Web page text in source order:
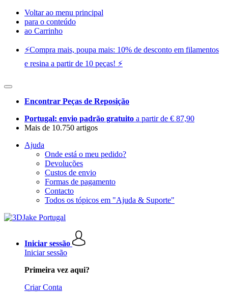
Voltar ao menu principal
para o conteúdo
ao Carrinho
⚡️Compra mais, poupa mais: 10% de desconto em filamentos
e resina a partir de 10 peças! ⚡️
Encontrar Peças de Reposição
Portugal: envio padrão gratuito a partir de € 87,90
Mais de 10.750 artigos
Ajuda
Onde está o meu pedido?
Devoluções
Custos de envio
Formas de pagamento
Contacto
Todos os tópicos em "Ajuda & Suporte"
Iniciar sessão
Iniciar sessão
Primeira vez aqui?
Criar Conta